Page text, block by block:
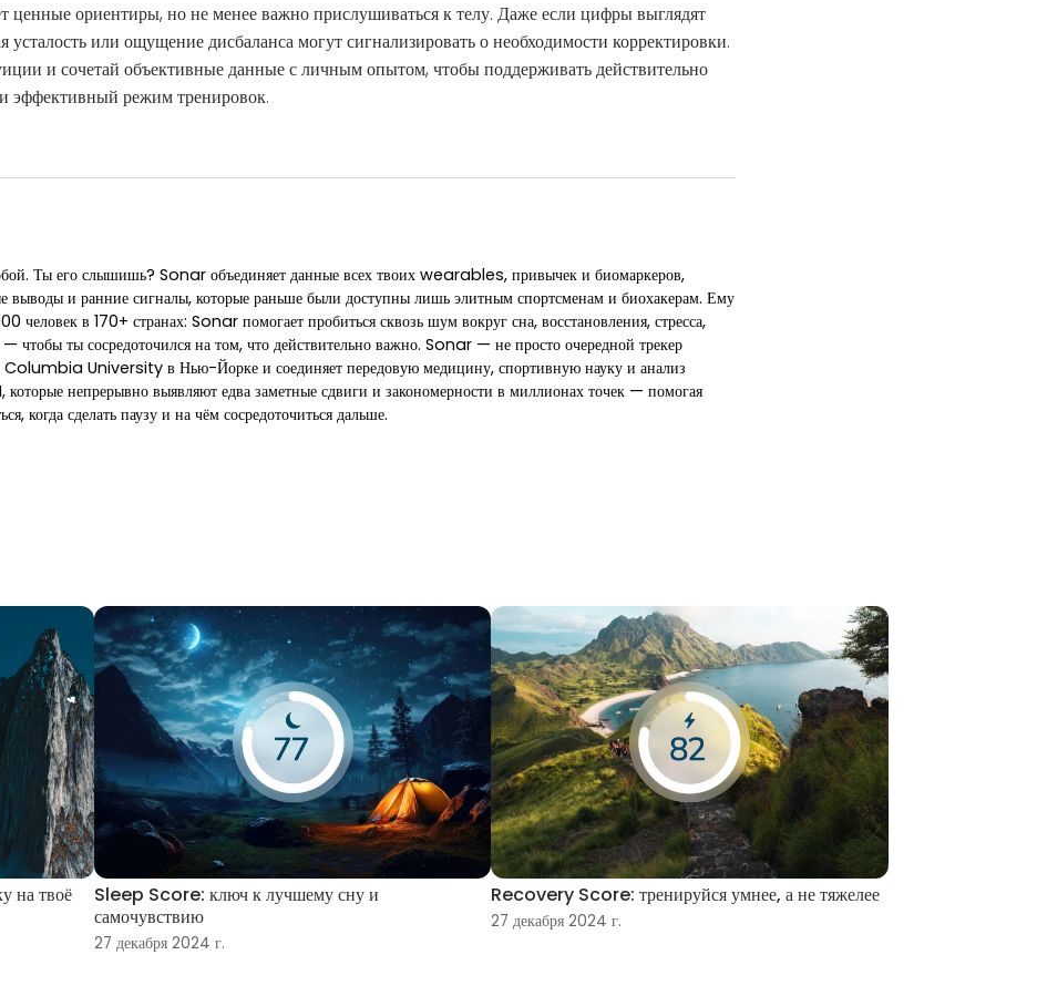
ценные ориентиры, но не менее важно прислушиваться к телу. Даже если цифры выглядят
усталость или ощущение дисбаланса могут сигнализировать о необходимости корректировки.
и сочетай объективные данные с личным опытом, чтобы поддерживать действительно
эффективный режим тренировок.
Ты его слышишь? Sonar объединяет данные всех твоих wearables, привычек и биомаркеров,
выводы и ранние сигналы, которые раньше были доступны лишь элитным спортсменам и биохакерам. Ему
человек в 170+ странах: Sonar помогает пробиться сквозь шум вокруг сна, восстановления, стресса,
чтобы ты сосредоточился на том, что действительно важно. Sonar — не просто очередной трекер
Columbia University в Нью-Йорке и соединяет передовую медицину, спортивную науку и анализ
непрерывно выявляют едва заметные сдвиги и закономерности в миллионах точек — помогая
когда сделать паузу и на чём сосредоточиться дальше.
на твоё
Sleep Score: ключ к лучшему сну и
самочувствию
27 декабря 2024 г.
Recovery Score: тренируйся умнее, а не тяжелее
27 декабря 2024 г.